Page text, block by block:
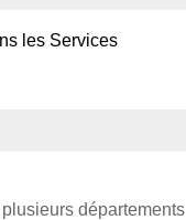
les Services
départements